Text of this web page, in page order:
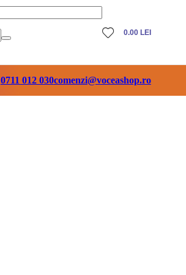
0.00 LEI
0711 012 030comenzi@voceashop.ro